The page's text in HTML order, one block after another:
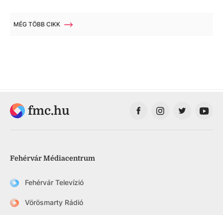
MÉG TÖBB CIKK
fmc.hu
Fehérvár Médiacentrum
Fehérvár Televízió
Vörösmarty Rádió